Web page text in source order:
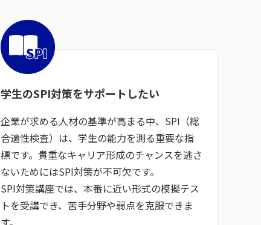
学生のSPI対策をサポートしたい
企業が求める人材の基準が高まる中、SPI（総
合適性検査）は、学生の能力を測る重要な指
標です。貴重なキャリア形成のチャンスを逃さ
ないためにはSPI対策が不可欠です。
SPI対策講座では、本番に近い形式の模擬テス
トを受講でき、苦手分野や弱点を克服できま
す。